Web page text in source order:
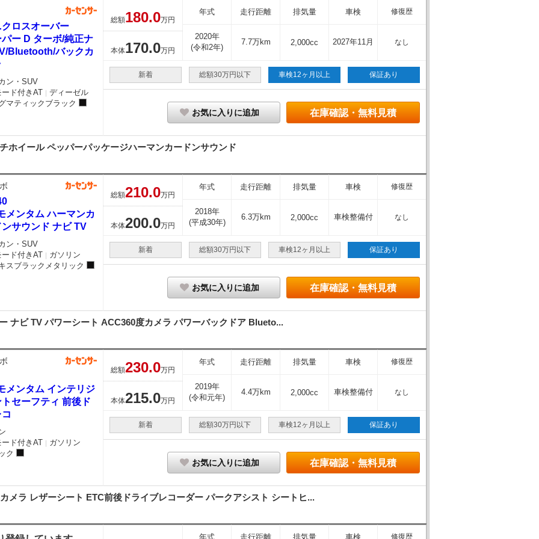
ロスオーバー
ー D ターボ/純正ナ
Bluetooth/バックカ
ン・SUV
ド付きAT ｜ ディーゼル
マティックブラック
総額180.0万円
本体170.0万円
年式 走行距離 排気量 車検 修復歴
2020年
(令和2年)
7.7万km 2,000cc 2027年11月 なし
新着 総額30万円以下 車検12ヶ月以上 保証あり
在庫確認・無料見積
お気に入りに追加
ホイール ペッパーパッケージハーマンカードンサウンド
メンタム ハーマンカ
サウンド ナビ TV
ン・SUV
ド付きAT ｜ ガソリン
スブラックメタリック
総額210.0万円
本体200.0万円
年式 走行距離 排気量 車検 修復歴
2018年
(平成30年)
6.3万km 2,000cc 車検整備付 なし
新着 総額30万円以下 車検12ヶ月以上 保証あり
在庫確認・無料見積
お気に入りに追加
ナビ TV パワーシート ACC360度カメラ パワーバックドア Blueto...
メンタム インテリジ
セーフティ 前後ド
ド付きAT ｜ ガソリン
ク
総額230.0万円
本体215.0万円
年式 走行距離 排気量 車検 修復歴
2019年
(令和元年)
4.4万km 2,000cc 車検整備付 なし
新着 総額30万円以下 車検12ヶ月以上 保証あり
在庫確認・無料見積
お気に入りに追加
メラ レザーシート ETC前後ドライブレコーダー パークアシスト シートヒ...
年式 走行距離 排気量 車検 修復歴